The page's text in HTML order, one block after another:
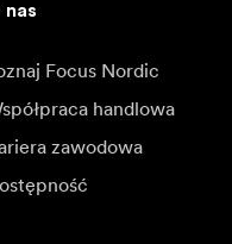
nas
Focus Nordic
handlowa
zawodowa